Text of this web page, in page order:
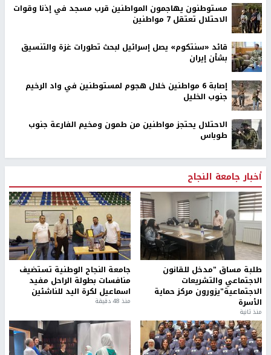
مستوطنون يهاجمون المواطنين قرب مسجد في إذنا وقوات
الاحتلال تعتقل 7 مواطنين
قائد «سنتكوم» يصل إسرائيل لبحث تطورات غزة والتنسيق
بشأن إيران
إصابة 6 مواطنين خلال هجوم لمستوطنين في واد الرخيم
جنوب الخليل
الاحتلال يحتجز مواطنين من طمون ومخيم الفارعة جنوب
طوباس
أخبار جامعة النجاح
طلبة مساق "مدخل للقانون
الاجتماعي والتشريعات
الاجتماعية"يزورون مركز حماية
الأسرة
منذ ثانية
جامعة النجاح الوطنية تستضيف
منافسات بطولة الراحل مفيد
اسماعيل لكرة اليد للناشئين
منذ 48 دقيقة